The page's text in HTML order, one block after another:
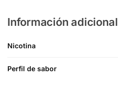
Información adicional
Nicotina
Perfil de sabor